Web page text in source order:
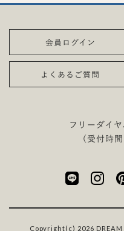
会員ログイン
よくあるご質問
フリーダイ
（受付時
Copyright(c) 2026